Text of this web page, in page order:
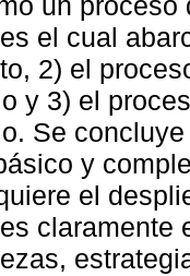
el cual
2) el
y 3) el
Se
y
el
claramente